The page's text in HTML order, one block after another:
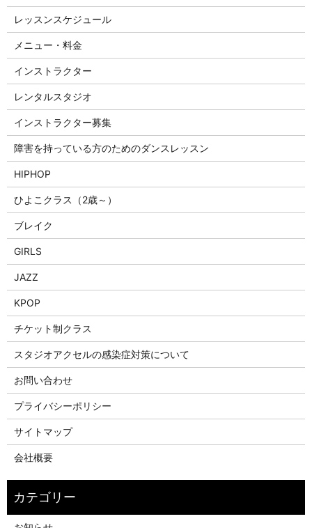
レッスンスケジュール
メニュー・料金
インストラクター
レンタルスタジオ
インストラクター募集
障害を持っている方のためのダンスレッスン
HIPHOP
ひよこクラス（2歳～）
ブレイク
GIRLS
JAZZ
KPOP
チケット制クラス
スタジオアクセルの感染症対策について
お問い合わせ
プライバシーポリシー
サイトマップ
会社概要